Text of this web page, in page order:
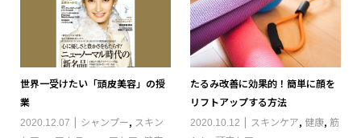
世界一受けたい「頭皮美容」の授
業
2020.12.07 シャンプー, スキン
たるみ改善に効果的！簡単に顔を
リフトアップする方法
2020.10.12 スキンケア,健康,筋